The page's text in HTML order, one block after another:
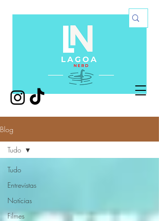
Blog
Tudo
Entrevistas
Notícias
Filmes
Tudo